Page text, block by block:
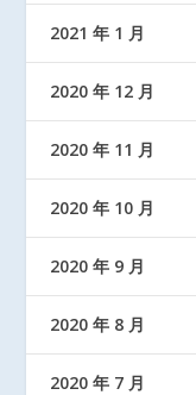
2021 年 1 月
2020 年 12 月
2020 年 11 月
2020 年 10 月
2020 年 9 月
2020 年 8 月
2020 年 7 月